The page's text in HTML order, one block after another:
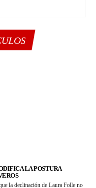
LA POSTURA
la declinación de Laura Folle no